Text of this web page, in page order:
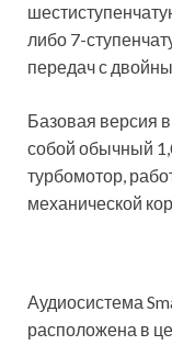
либо 7-
передач с
Базовая версия
собой обычный
турбомотор,
механической
Аудиосистема
расположена в